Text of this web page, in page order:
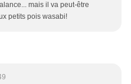
mais il va peut-être
petits pois wasabi!